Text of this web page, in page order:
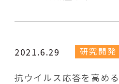
2021.6.29 研究開発
抗ウイルス応答を高め